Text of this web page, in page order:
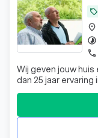
local_offer
Wij geven jouw
dan 25 jaar
perfect hoe we
place
timelapse
phone